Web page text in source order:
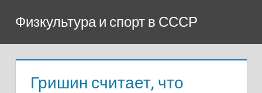
содержимому
Физкультура и спорт в СССР
Гришин считает, что